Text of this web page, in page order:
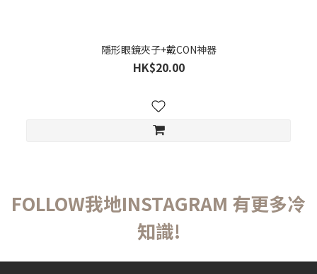
隱形眼鏡夾子+戴CON神器
HK$20.00
FOLLOW我地INSTAGRAM 有更多冷
知識!